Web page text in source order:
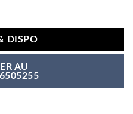
DISPO
AU